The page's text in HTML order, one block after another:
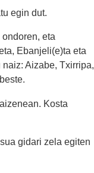
egin dut.
eta
Ebanjeli(e)ta eta
Aizabe, Txirripa,
Kosta
gidari zela egiten